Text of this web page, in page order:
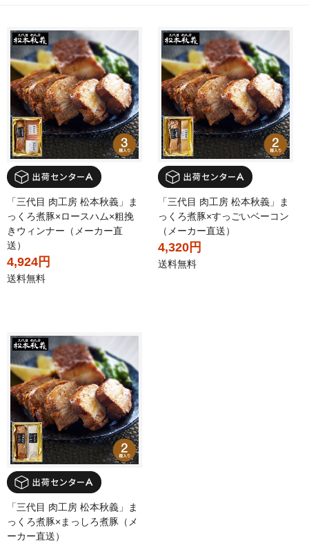
「三代目 肉工房 松本秋義」ま
っくろ煮豚×ロースハム×粗挽
きウィンナー（メーカー直
送）
4,924円
送料無料
「三代目 肉工房 松本秋義」ま
っくろ煮豚×すっごいベーコン
（メーカー直送）
4,320円
送料無料
「三代目 肉工房 松本秋義」ま
っくろ煮豚×まっしろ煮豚（メ
ーカー直送）